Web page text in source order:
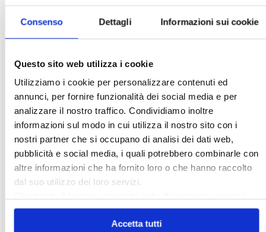
Consenso Dettagli Informazioni sui cookie
Questo sito web utilizza i cookie
Utilizziamo i cookie per personalizzare contenuti ed
annunci, per fornire funzionalità dei social media e per
analizzare il nostro traffico. Condividiamo inoltre
informazioni sul modo in cui utilizza il nostro sito con i
nostri partner che si occupano di analisi dei dati web,
pubblicità e social media, i quali potrebbero combinarle con
altre informazioni che ha fornito loro o che hanno raccolto
dal suo utilizzo dei loro servizi.
solo i cookie necessari.
Accetta tutti
Italia Oggi – Luglio 2026
〉 Rubriche